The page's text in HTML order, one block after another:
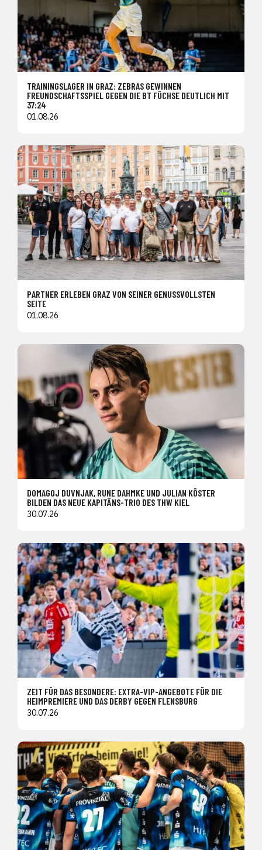
TRAININGSLAGER IN GRAZ: ZEBRAS GEWINNEN
FREUNDSCHAFTSSPIEL GEGEN DIE BT FÜCHSE DEUTLICH MIT
37:24
01.08.26
PARTNER ERLEBEN GRAZ VON SEINER GENUSSVOLLSTEN
SEITE
01.08.26
DOMAGOJ DUVNJAK, RUNE DAHMKE UND JULIAN KÖSTER
BILDEN DAS NEUE KAPITÄNS-TRIO DES THW KIEL
30.07.26
ZEIT FÜR DAS BESONDERE: EXTRA-VIP-ANGEBOTE FÜR DIE
HEIMPREMIERE UND DAS DERBY GEGEN FLENSBURG
30.07.26